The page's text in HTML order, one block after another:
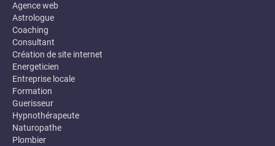
Agence web
Astrologue
Coaching
Consultant
Création de site internet
Energeticien
Entreprise locale
Formation
Guerisseur
Hypnothérapeute
Naturopathe
Plombier